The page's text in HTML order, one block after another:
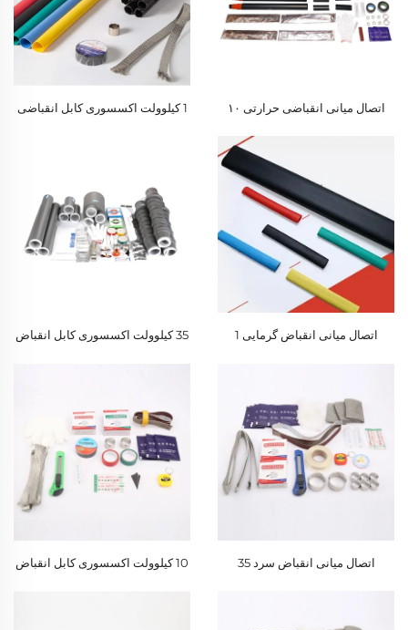
اتصال میانی انقباضی حرارتی ۱۰
1 کیلوولت اکسسوری کابل انقباضی
اتصال میانی انقباض گرمایی 1
35 کیلوولت اکسسوری کابل انقباض
اتصال میانی انقباض سرد 35
10 کیلوولت اکسسوری کابل انقباض